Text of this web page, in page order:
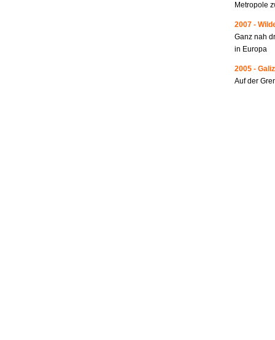
Metropole
2007 -
Ganz nah
in Europa
2005 -
Auf der